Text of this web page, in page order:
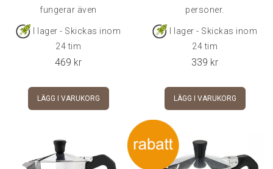
fungerar även
I lager - Skickas inom
24 tim
469 kr
LÄGG I VARUKORG
personer.
I lager - Skickas inom
24 tim
339 kr
LÄGG I VARUKORG